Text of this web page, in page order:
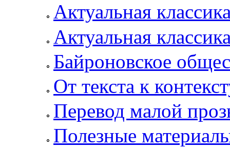
Актуальная
Актуальная
Байроновское
От текста к
Перевод малой
Полезные